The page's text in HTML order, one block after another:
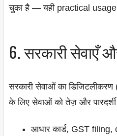
चुका है — यही practical
6. सरकारी सेवाएँ
सरकारी सेवाओं का
के लिए सेवाओं को तेज़ और पारदर्शी
आधार कार्ड, GST